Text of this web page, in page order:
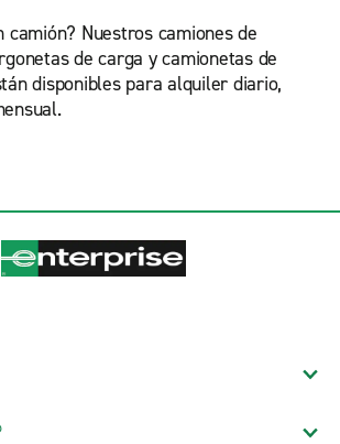
camión? Nuestros camiones de
de carga y camionetas de
disponibles para alquiler diario,